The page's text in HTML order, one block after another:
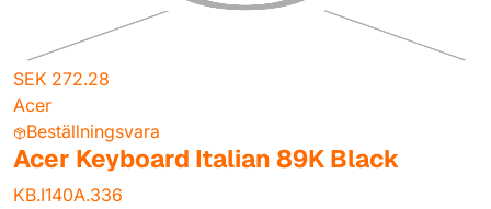
SEK 272.28
Acer
Beställningsvara
Acer Keyboard Italian 89K Black
KB.I140A.336